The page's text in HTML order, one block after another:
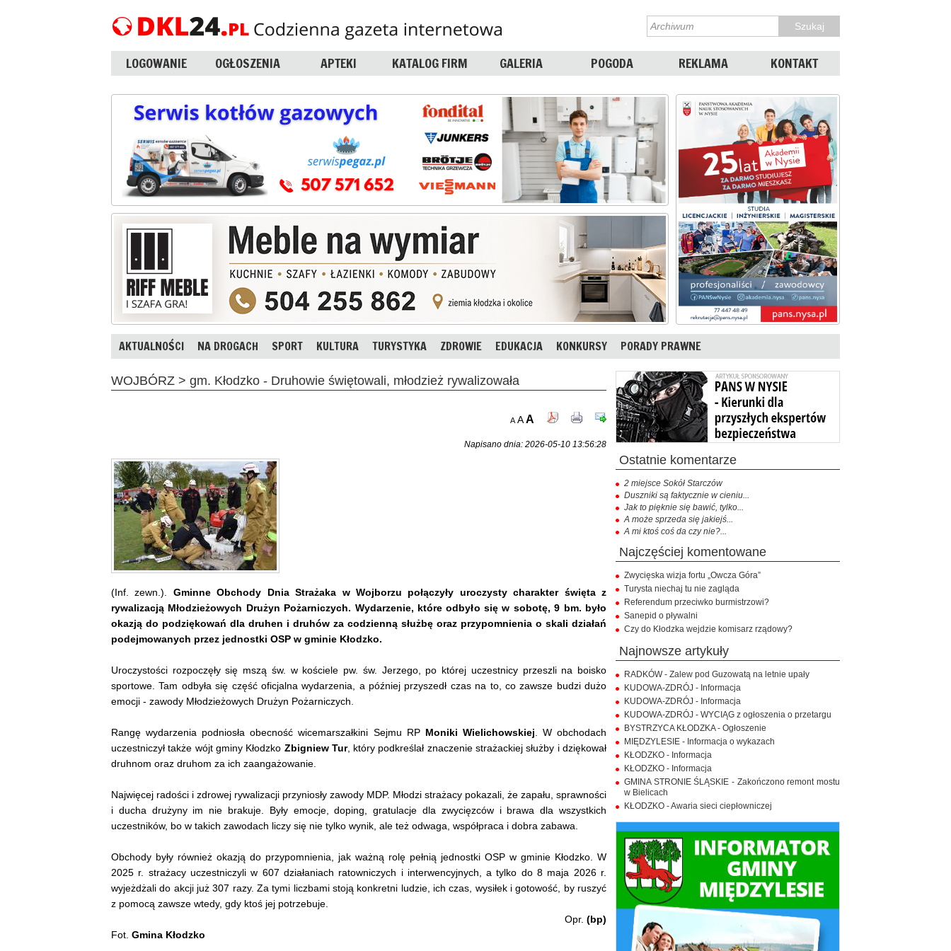
LOGOWANIE OGŁOSZENIA APTEKI KATALOG FIRM GALERIA POGODA REKLAMA KONTAKT
AKTUALNOŚCI NA DROGACH SPORT KULTURA TURYSTYKA ZDROWIE EDUKACJA KONKURSY PORADY PRAWNE
WOJBÓRZ > gm. Kłodzko - Druhowie świętowali, młodzież rywalizowała
A AA
Napisano dnia: 2026-05-10 13:56:28
(Inf. zewn.). Gminne Obchody Dnia Strażaka w Wojborzu połączyły uroczysty charakter święta z
rywalizacją Młodzieżowych Drużyn Pożarniczych. Wydarzenie, które odbyło się w sobotę, 9 bm. było
okazją do podziękowań dla druhen i druhów za codzienną służbę oraz przypomnienia o skali działań
podejmowanych przez jednostki OSP w gminie Kłodzko.
Uroczystości rozpoczęły się mszą św. w kościele pw. św. Jerzego, po której uczestnicy przeszli na boisko
sportowe. Tam odbyła się część oficjalna wydarzenia, a później przyszedł czas na to, co zawsze budzi dużo
emocji - zawody Młodzieżowych Drużyn Pożarniczych.
Rangę wydarzenia podniosła obecność wicemarszałkini Sejmu RPMoniki Wielichowskiej . W obchodach
uczestniczył także wójt gminy Kłodzko Zbigniew Tur, który podkreślał znaczenie strażackiej służby i dziękował
druhnom oraz druhom za ich zaangażowanie.
Najwięcej radości i zdrowej rywalizacji przyniosły zawody MDP. Młodzi strażacy pokazali, że zapału, sprawności
i ducha drużyny im nie brakuje. Były emocje, doping, gratulacje dla zwycięzców i brawa dla wszystkich
uczestników, bo w takich zawodach liczy się nie tylko wynik, ale też odwaga, współpraca i dobra zabawa.
Obchody były również okazją do przypomnienia, jak ważną rolę pełnią jednostki OSP w gminie Kłodzko. W
2025 r. strażacy uczestniczyli w 607 działaniach ratowniczych i interwencyjnych, a tylko do 8 maja 2026 r.
wyjeżdżali do akcji już 307 razy. Za tymi liczbami stoją konkretni ludzie, ich czas, wysiłek i gotowość, by ruszyć
z pomocą zawsze wtedy, gdy ktoś jej potrzebuje.
Opr. (bp)
Fot. Gmina Kłodzko
ostatnie komentarze
2 miejsce Sokół Starczów
Duszniki są faktycznie w cieniu...
Jak to pięknie się bawić, tylko...
A może sprzeda się jakiejś...
A mi ktoś coś da czy nie?...
najczęściej komentowane
Zwycięska wizja fortu „Owcza Góra”
Turysta niechaj tu nie zagląda
Referendum przeciwko burmistrzowi?
Sanepid o pływalni
Czy do Kłodzka wejdzie komisarz rządowy?
najnowsze artykuły
RADKÓW - Zalew pod Guzowatą na letnie upały
KUDOWA-ZDRÓJ - Informacja
KUDOWA-ZDRÓJ - Informacja
KUDOWA-ZDRÓJ - WYCIĄG z ogłoszenia o przetargu
BYSTRZYCA KŁODZKA - Ogłoszenie
MIĘDZYLESIE - Informacja o wykazach
KŁODZKO - Informacja
KŁODZKO - Informacja
GMINA STRONIE ŚLĄSKIE - Zakończono remont mostu
w Bielicach
KŁODZKO - Awaria sieci ciepłowniczej